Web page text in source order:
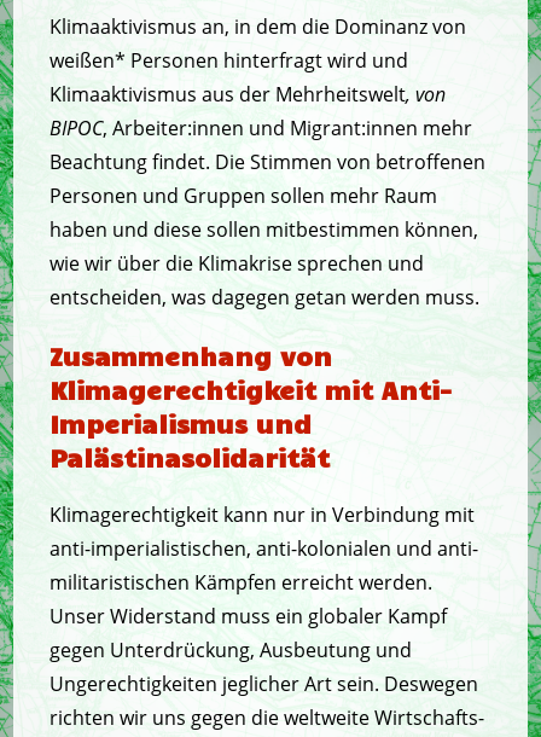
Klimaaktivismus an, in dem die Dominanz von
weißen* Personen hinterfragt wird und
Klimaaktivismus aus der Mehrheitswelt, von
BIPOC, Arbeiter:innen und Migrant:innen mehr
Beachtung findet. Die Stimmen von betroffenen
Personen und Gruppen sollen mehr Raum
haben und diese sollen mitbestimmen können,
wie wir über die Klimakrise sprechen und
entscheiden, was dagegen getan werden muss.
Zusammenhang von
Klimagerechtigkeit mit Anti-
Imperialismus und
Palästinasolidarität
Klimagerechtigkeit kann nur in Verbindung mit
anti-imperialistischen, anti-kolonialen und anti-
militaristischen Kämpfen erreicht werden.
Unser Widerstand muss ein globaler Kampf
gegen Unterdrückung, Ausbeutung und
Ungerechtigkeiten jeglicher Art sein. Deswegen
richten wir uns gegen die weltweite Wirtschafts-